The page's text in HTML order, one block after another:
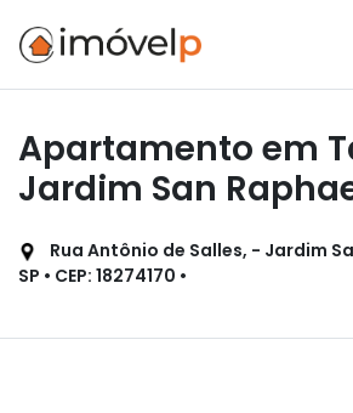
Apartamento em
Jardim San
Rua Antônio de Salles, - Jardim
SP • CEP: 18274170 •